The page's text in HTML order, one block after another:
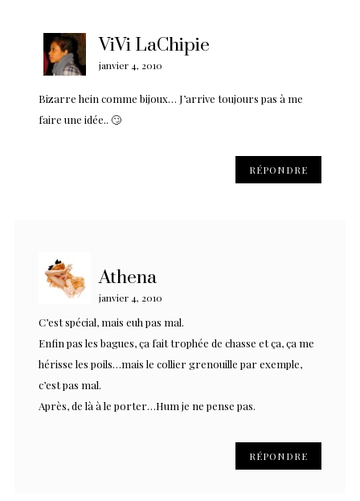
ViVi LaChipie
janvier 4, 2010
Bizarre hein comme bijoux… J’arrive toujours pas à me
faire une idée.. 🙄
RÉPONDRE
Athena
janvier 4, 2010
C’est spécial, mais euh pas mal.
Enfin pas les bagues, ça fait trophée de chasse et ça, ça me
hérisse les poils…mais le collier grenouille par exemple,
c’est pas mal.
Après, de là à le porter…Hum je ne pense pas.
RÉPONDRE